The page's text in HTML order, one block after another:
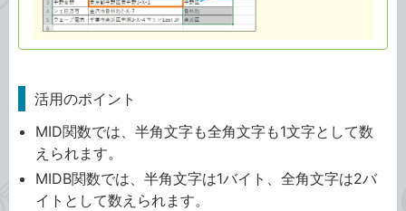
活用のポイント
MID関数では、半角文字も全角文字も1文字として数
えられます。
MIDB関数では、半角文字は1バイト、全角文字は2バ
イトとして数えられます。